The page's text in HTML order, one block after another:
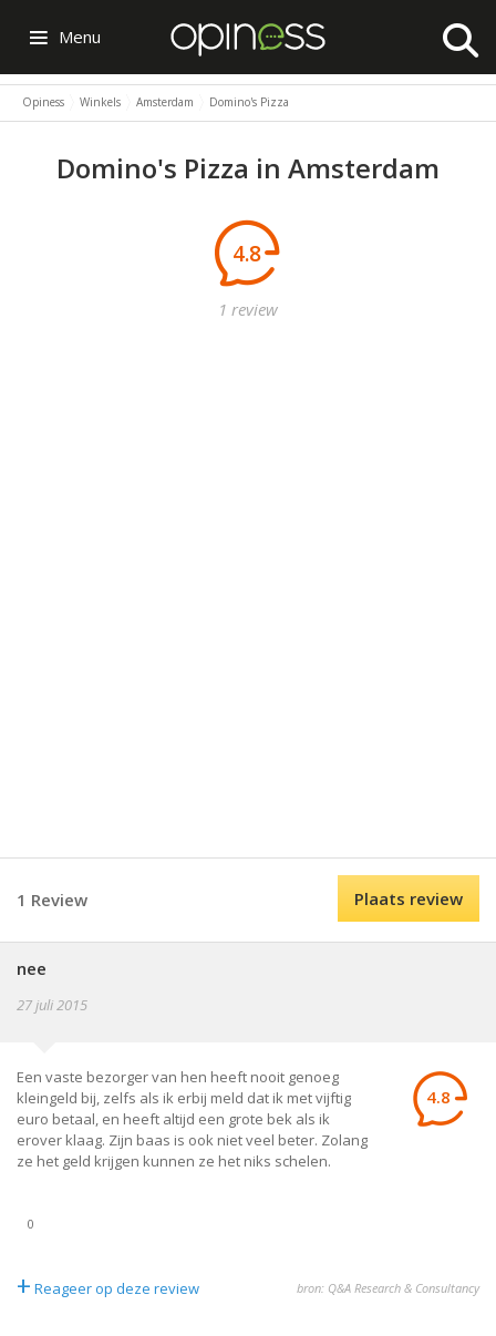
Menu
Opiness Winkels Amsterdam Domino's Pizza
Domino's Pizza in Amsterdam
4.8
1 review
1 Review Plaats review
nee
27 juli 2015
Een vaste bezorger van hen heeft nooit genoeg
kleingeld bij, zelfs als ik erbij meld dat ik met vijftig
euro betaal, en heeft altijd een grote bek als ik
erover klaag. Zijn baas is ook niet veel beter. Zolang
ze het geld krijgen kunnen ze het niks schelen.
4.8
0
+ Reageer op deze review bron: Q&A Research & Consultancy